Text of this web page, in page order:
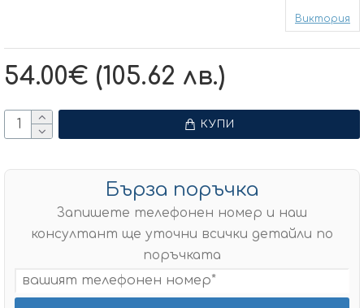
54.00€ (105.62 лв.)
Виктория
КУПИ
Бърза поръчка
Запишете телефонен номер и наш
консултант ще уточни всички детайли по
поръчката